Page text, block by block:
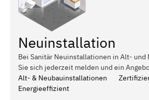
Neuinstallation
Bei Sanitär Neuinstallationen in Alt- und
Sie sich jederzeit melden und ein
Alt- & Neubauinstallationen
Energieeffizient